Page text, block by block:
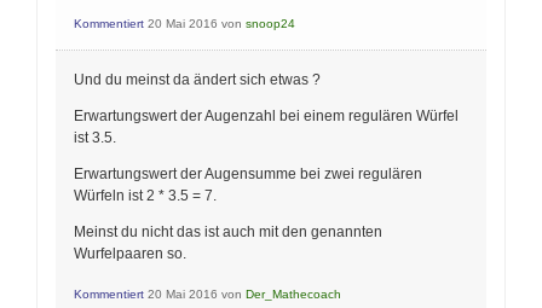
Kommentiert 20 Mai 2016 von snoop24
Und du meinst da ändert sich etwas ?
Erwartungswert der Augenzahl bei einem regulären Würfel
ist 3.5.
Erwartungswert der Augensumme bei zwei regulären
Würfeln ist 2 * 3.5 = 7.
Meinst du nicht das ist auch mit den genannten
Wurfelpaaren so.
Kommentiert 20 Mai 2016 von Der_Mathecoach